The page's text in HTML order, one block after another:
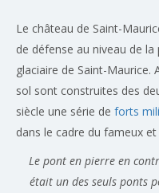
Le château de Saint-
de défense au niveau de
glaciaire de Saint-
sol sont construites des
siècle une série de forts
dans le cadre du fameux
Le pont en pierre en
était un des seuls ponts